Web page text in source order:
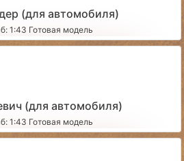
(для автомобиля)
1:43 Готовая модель
(для автомобиля)
1:43 Готовая модель